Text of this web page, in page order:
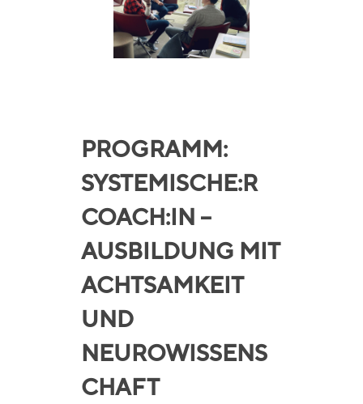
PROGRAMM:
SYSTEMISCHE:R
COACH:IN –
AUSBILDUNG MIT
ACHTSAMKEIT
UND
NEUROWISSENS
CHAFT